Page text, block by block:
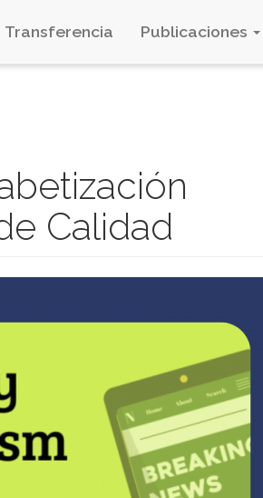
Transferencia Publicaciones
Calidad